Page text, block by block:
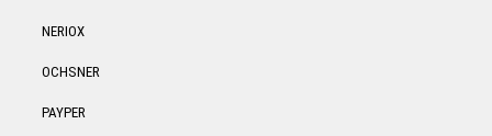
NERIOX
OCHSNER
PAYPER